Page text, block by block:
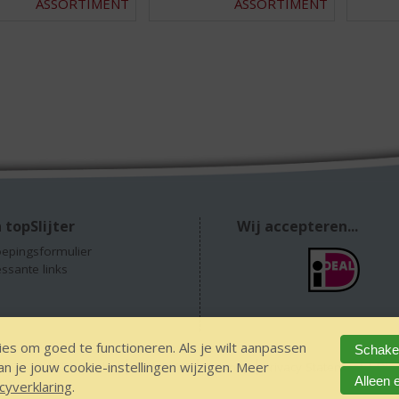
ASSORTIMENT
ASSORTIMENT
topSlijter
links
Wij accepteren...
18 GEEN alcohol IDIN/ITSME sitemap Privacy Statement
om goed te functioneren. Als je wilt aanpassen
je jouw cookie-instellingen wijzigen. Meer
. Alleen